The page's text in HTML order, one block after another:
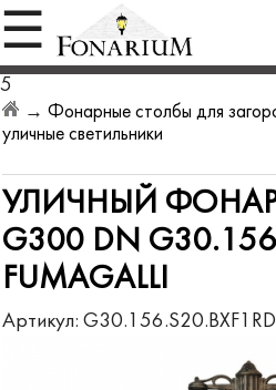
☰
5
→Фонарные столбы для
уличные светильники
УЛИЧНЫЙ
G300 DN
FUMAGALLI
Артикул: